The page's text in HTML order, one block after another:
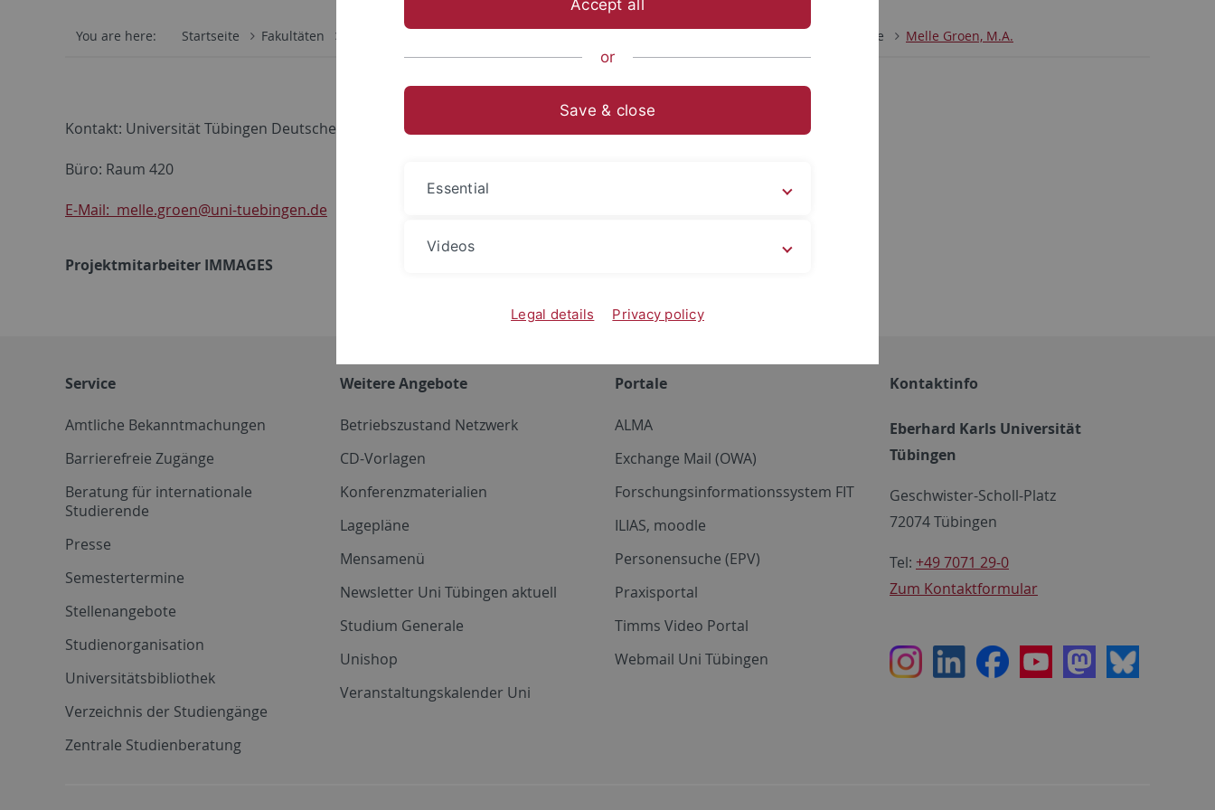
You are here: Startseite Fakultäten Mitarbeitende Melle Groen, M.A.
Kontakt: Universität Tübingen Deutsches Seminar Wilhelmstr. 50 D-72074 Tübingen
Büro: Raum 420
E-Mail: melle.groen@uni-tuebingen.de
Projektmitarbeiter IMMAGES
Service
Amtliche Bekanntmachungen
Barrierefreie Zugänge
Beratung für internationale
Studierende
Presse
Semestertermine
Stellenangebote
Studienorganisation
Universitätsbibliothek
Verzeichnis der Studiengänge
Zentrale Studienberatung
Weitere Angebote
Betriebszustand Netzwerk
CD-Vorlagen
Konferenzmaterialien
Lagepläne
Mensamenü
Newsletter Uni Tübingen aktuell
Studium Generale
Unishop
Veranstaltungskalender Uni
Portale
ALMA
Exchange Mail (OWA)
Forschungsinformationssystem FIT
ILIAS, moodle
Personensuche (EPV)
Praxisportal
Timms Video Portal
Webmail Uni Tübingen
Kontaktinfo
Eberhard Karls Universität
Tübingen
Geschwister-Scholl-Platz
72074 Tübingen
Tel: +49 7071 29-0
Zum Kontaktformular
InstagramLinkedInFacebookYoutubeMastodon
Bluesky
Accept all
or
Save & close
Essential
Videos
Legal details Privacy policy